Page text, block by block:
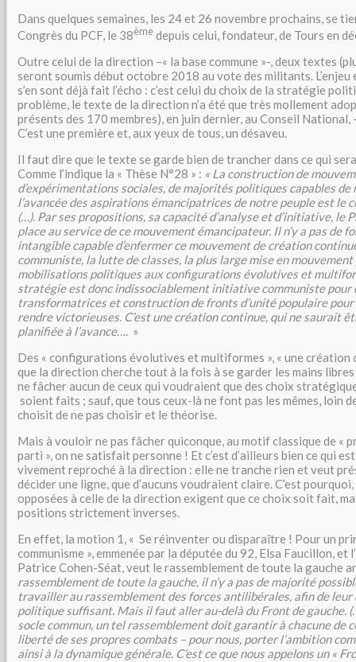
Dans quelques semaines, les 24 et 26 novembre prochains, se
Congrès du PCF, le 38ème depuis celui, fondateur, de Tours en
Outre celui de la direction –« la base commune »-, deux textes
seront soumis début octobre 2018 au vote des militants. L’enjeu
s’en sont déjà fait l’écho : c’est celui du choix de la stratégie
problème, le texte de la direction n’a été que très mollement
présents des 170 membres), en juin dernier, au Conseil
C’est une première et, aux yeux de tous, un désaveu.
Il faut dire que le texte se garde bien de trancher dans ce qui
Comme l’indique la « Thèse N°28 » : «La construction de
d’expérimentations sociales, de majorités politiques capables
l’avancée des aspirations émancipatrices de notre peuple est
(…). Par ses propositions, sa capacité d’analyse et d’initiative, le
place au service de ce mouvement émancipateur. Il n’y a pas de
intangible capable d’enfermer ce mouvement de création
communiste, la lutte de classes, la plus large mise en
mobilisations politiques aux configurations évolutives et
stratégie est donc indissociablement initiative communiste pour
transformatrices et construction de fronts d’unité populaire
rendre victorieuses. C’est une création continue, qui ne saurait
planifiée à l’avance…. »
Des « configurations évolutives et multiformes », « une création
que la direction cherche tout à la fois à se garder les mains libres
ne fâcher aucun de ceux qui voudraient que des choix
soient faits ; sauf, que tous ceux-là ne font pas les mêmes, loin
choisit de ne pas choisir et le théorise.
Mais à vouloir ne pas fâcher quiconque, au motif classique de «
parti », on ne satisfait personne ! Et c’est d’ailleurs bien ce qui
vivement reproché à la direction : elle ne tranche rien et veut
décider une ligne, que d’aucuns voudraient claire. C’est
opposées à celle de la direction exigent que ce choix soit fait,
positions strictement inverses.
En effet, la motion 1, « Se réinventer ou disparaître ! Pour un
communisme », emmenée par la députée du 92, Elsa Faucillon, et
Patrice Cohen-Séat, veut le rassemblement de toute la gauche
rassemblement de toute la gauche, il n’y a pas de majorité
travailler au rassemblement des forces antilibérales, afin de leur
politique suffisant. Mais il faut aller au-delà du Front de gauche.
socle commun, un tel rassemblement doit garantir à chacune de
liberté de ses propres combats – pour nous, porter l’ambition
ainsi à la dynamique générale. C’est ce que nous appelons un «